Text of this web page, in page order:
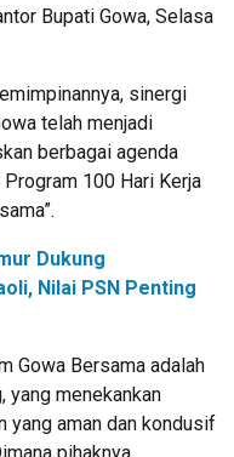
Bupati Gowa, Selasa
sinergi
telah menjadi
berbagai agenda
100 Hari Kerja
Dukung
Nilai PSN Penting
Gowa Bersama adalah
yang menekankan
yang aman dan kondusif
pihaknya